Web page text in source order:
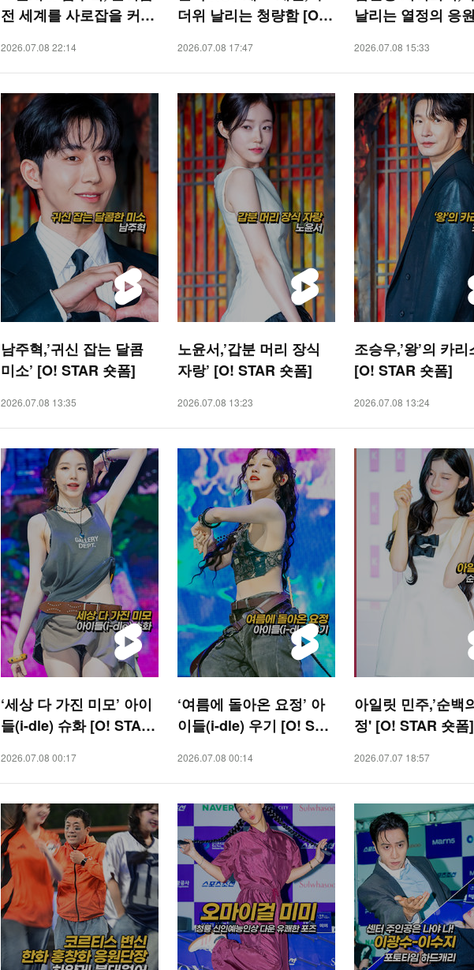
전 세계를 사로잡을 커플’
2026.07.08 22:14
더위 날리는 청량함 [O!
2026.07.08 17:47
날리는 열정의 응
2026.07.08 15:33
남주혁,’귀신 잡는 달콤
미소’ [O! STAR 숏폼]
2026.07.08 13:35
노윤서,’갑분 머리 장식
자랑’ [O! STAR 숏폼]
2026.07.08 13:23
조승우,’왕’의 카리
[O! STAR 숏폼]
2026.07.08 13:24
‘세상 다 가진 미모’ 아이
들(i-dle) 슈화 [O! STAR
2026.07.08 00:17
‘여름에 돌아온 요정’ 아
이들(i-dle) 우기 [O! STA
2026.07.08 00:14
아일릿 민주,’순백
정' [O! STAR 숏폼]
2026.07.07 18:57